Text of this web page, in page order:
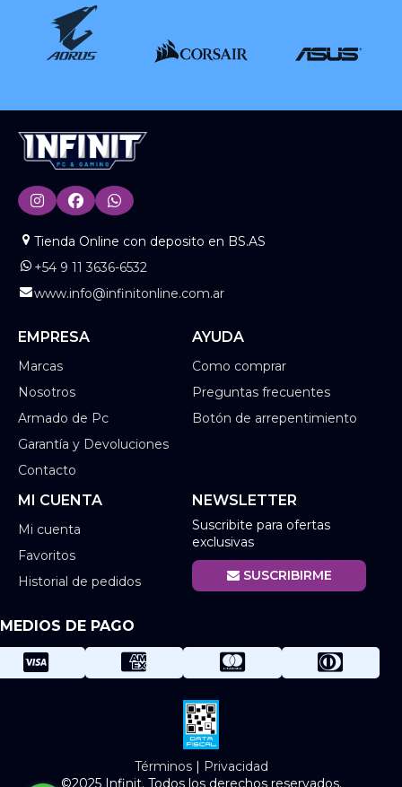
Tienda Online con deposito en BS.AS
+54 9 11 3636-6532
www.info@infinitonline.com.ar
EMPRESA
Marcas
Nosotros
Armado de Pc
Garantía y Devoluciones
Contacto
AYUDA
Como comprar
Preguntas frecuentes
Botón de arrepentimiento
MI CUENTA
Mi cuenta
Favoritos
Historial de pedidos
NEWSLETTER
Suscribite para ofertas
exclusivas
SUSCRIBIRME
MEDIOS DE PAGO
©2025 Infinit. Todos los derechos reservados.
Términos| Privacidad